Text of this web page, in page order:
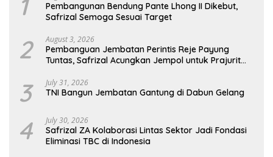
Pembangunan Bendung Pante Lhong II Dikebut,
Safrizal Semoga Sesuai Target
2 August 3, 2026
Pembanguan Jembatan Perintis Reje Payung
Tuntas, Safrizal Acungkan Jempol untuk Prajurit
3 July 31, 2026
TNI Bangun Jembatan Gantung di Dabun Gelang
4 July 30, 2026
Safrizal ZA Kolaborasi Lintas Sektor Jadi Fondasi
Eliminasi TBC di Indonesia